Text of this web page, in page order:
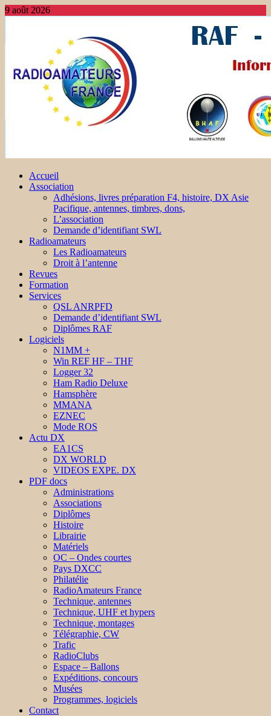
9 août 2026
Accueil
Association
Adhésions, livres préparation F4, histoire, DX Asie
Pacifique, antennes, timbres, dons,
L’association
Demande d’identifiant SWL
Radioamateurs
Les Radioamateurs
Droit à l’antenne
Revues
Formation
Services
QSL ANRPFD
Demande d’identifiant SWL
Diplômes RAF
Logiciels
N1MM +
Win REF HF – THF
Logger 32
Ham Radio Deluxe
Hamsphère
MMANA
EZNEC
Mode ROS
Actu DX
EA1CS
DX WORLD
VIDEOS EXPE. DX
PDF docs
Administrations
Associations
Diplômes
Histoire
Librairie
Matériels
OC – Ondes courtes
Pays DXCC
Philatélie
RadioAmateurs France
Technique, antennes
Technique, UHF et hypers
Technique, montages
Télégraphie, CW
Trafic
RadioClubs
Espace – Ballons
Expéditions, concours
Musées
Programmes, logiciels
Contact